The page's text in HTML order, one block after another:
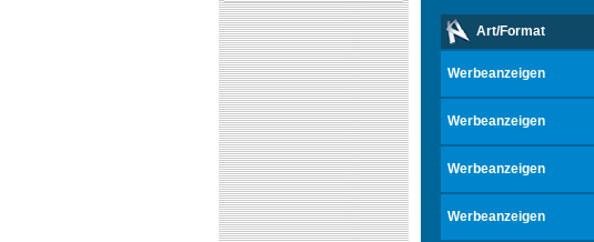
Art/Format
Werbeanzeigen
Werbeanzeigen
Werbeanzeigen
Werbeanzeigen